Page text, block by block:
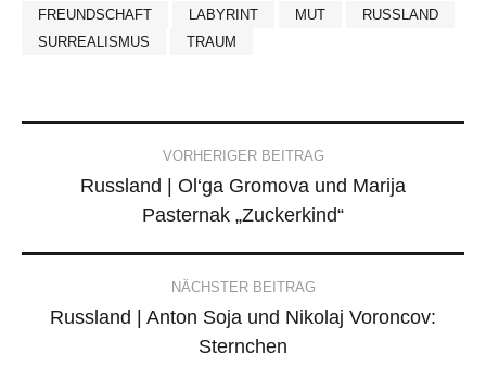
FREUNDSCHAFT LABYRINT MUT
RUSSLAND
SURREALISMUS
TRAUM
navigation
VORHERIGER BEITRAG
Russland | Ol‘ga Gromova und Marija
Pasternak „Zuckerkind“
NÄCHSTER BEITRAG
Russland | Anton Soja und Nikolaj Voroncov:
Sternchen